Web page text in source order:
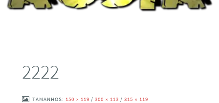
2222
TAMANHOS: 150 × 119 / 300 × 113 / 315 × 119